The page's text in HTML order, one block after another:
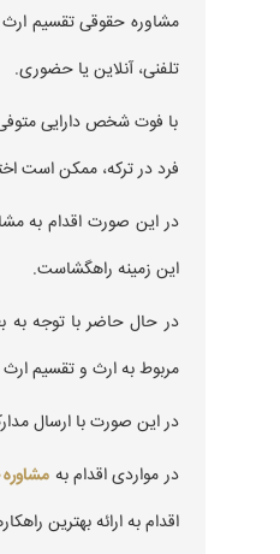
مشاوره حقوقی تقسیم ارث
تلفنی، آنلاین یا حضوری.
با فوت شخص دارایی
فرد در ترکه، ممکن است
در این صورت اقدام به
این زمینه راهگشاست.
در حال حاضر با توجه
مربوط به ارث و تقسیم ارث
در این صورت با ارسال
در مواردی اقدام به
اقدام به ارائه بهترین